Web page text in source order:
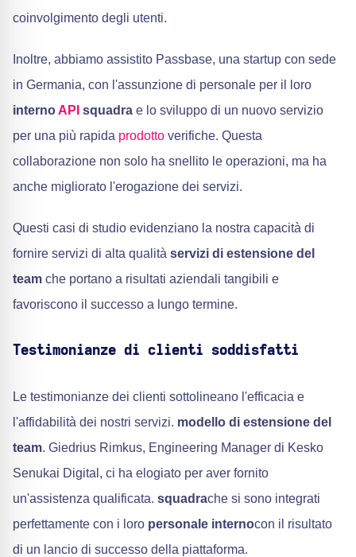
coinvolgimento degli utenti.
Inoltre, abbiamo assistito Passbase, una startup con sede
in Germania, con l'assunzione di personale per il loro
internoAPI squadra e lo sviluppo di un nuovo servizio
per una più rapida prodotto verifiche. Questa
collaborazione non solo ha snellito le operazioni, ma ha
anche migliorato l'erogazione dei servizi.
Questi casi di studio evidenziano la nostra capacità di
fornire servizi di alta qualità servizi di estensione del
team che portano a risultati aziendali tangibili e
favoriscono il successo a lungo termine.
Testimonianze di clienti soddisfatti
Le testimonianze dei clienti sottolineano l'efficacia e
l'affidabilità dei nostri servizi. modello di estensione del
team. Giedrius Rimkus, Engineering Manager di Kesko
Senukai Digital, ci ha elogiato per aver fornito
un'assistenza qualificata. squadrache si sono integrati
perfettamente con i loro personale internocon il risultato
di un lancio di successo della piattaforma.